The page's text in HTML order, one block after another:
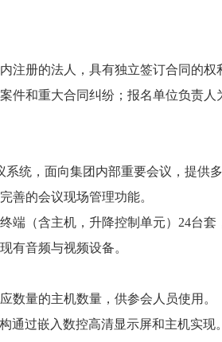
册的法人，具有独立签订合同的权
和重大合同纠纷；报名单位负责
统，面向集团内部重要会议，提供
善的会议现场管理功能。
（含主机，升降控制单元）24台套
有音频与视频设备。
数量的主机数量，供参会人员使用。
通过嵌入数控高清显示屏和主机实现。